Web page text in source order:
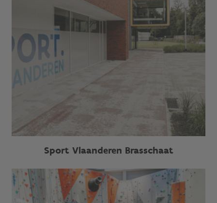
Sport Vlaanderen Brasschaat